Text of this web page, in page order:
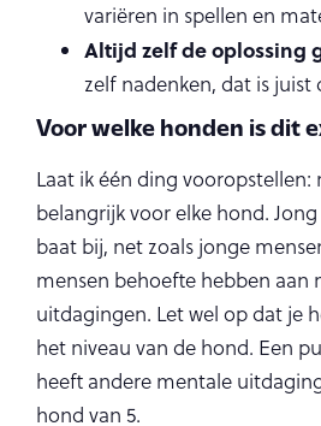
variëren in spellen en
Altijd zelf de oplossing
zelf nadenken, dat is
Voor welke honden is dit
Laat ik één ding
belangrijk voor elke hond.
baat bij, net zoals jonge
mensen behoefte hebben aan
uitdagingen. Let wel op dat je
het niveau van de hond. Een
heeft andere mentale
hond van 5.